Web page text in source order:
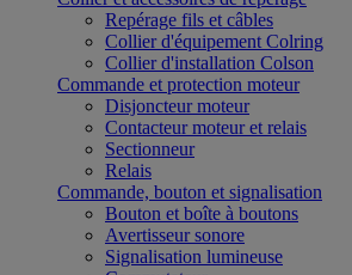
Repérage fils et câbles
Collier d'équipement Colring
Collier d'installation Colson
Commande et protection moteur
Disjoncteur moteur
Contacteur moteur et relais
Sectionneur
Relais
Commande, bouton et signalisation
Bouton et boîte à boutons
Avertisseur sonore
Signalisation lumineuse